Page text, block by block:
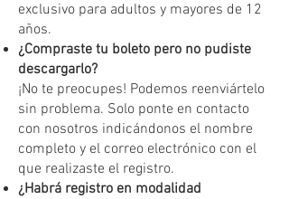
exclusivo para adultos y mayores de 12
años.
¿Compraste tu boleto pero no pudiste
descargarlo?
¡No te preocupes! Podemos reenviártelo
sin problema. Solo ponte en contacto
con nosotros indicándonos el nombre
completo y el correo electrónico con el
que realizaste el registro.
¿Habrá registro en modalidad